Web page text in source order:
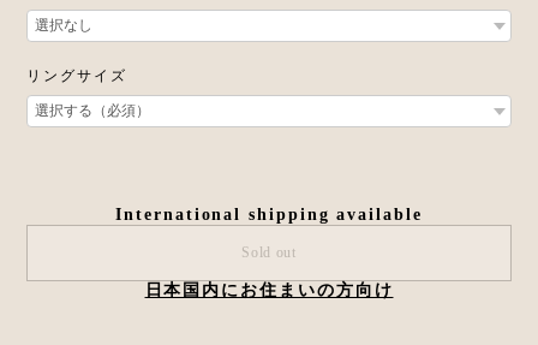
リングサイズ
International shipping available
Sold out
日本国内にお住まいの方向け